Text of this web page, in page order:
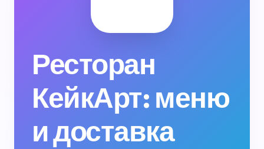
Ресторан
КейкАрт: меню
и доставка